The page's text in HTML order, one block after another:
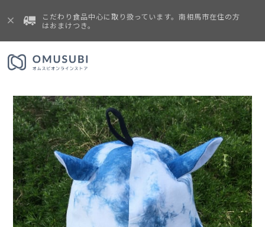
こだわり食品中心に取り扱っています。南相馬市在住の方
はおまけつき。